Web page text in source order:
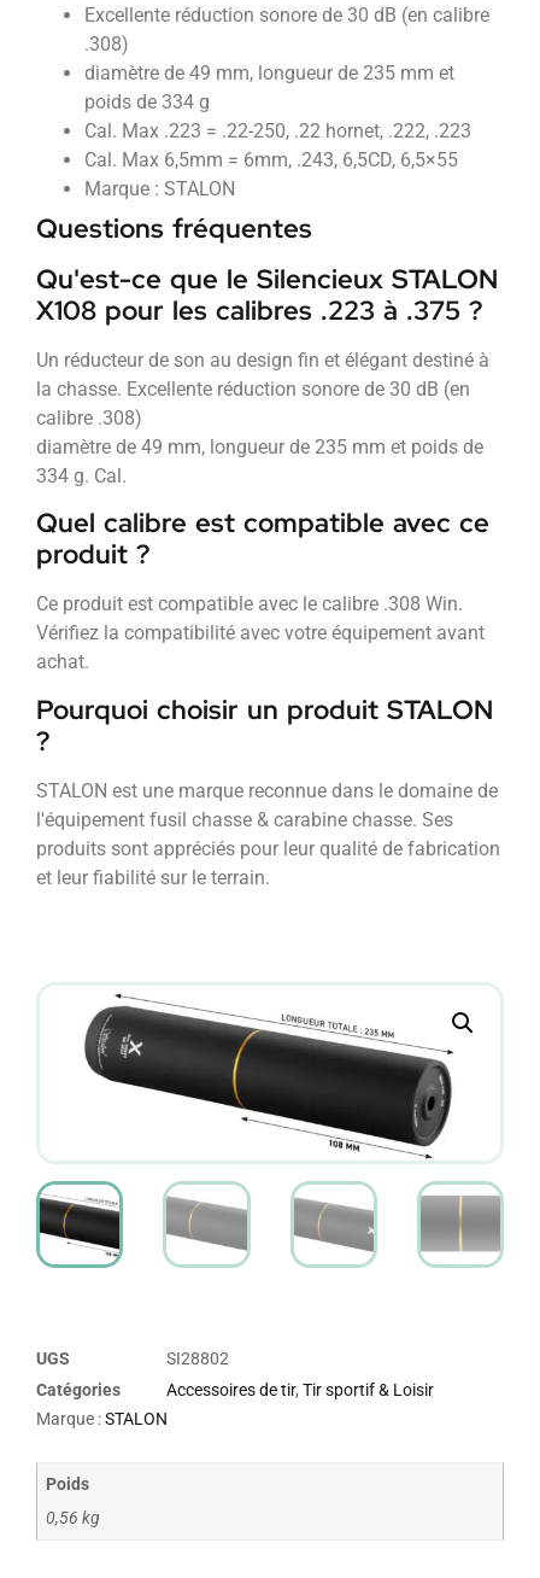
Excellente réduction sonore de 30 dB (en calibre
.308)
diamètre de 49 mm, longueur de 235 mm et
poids de 334 g
Cal. Max .223 = .22-250, .22 hornet, .222, .223
Cal. Max 6,5mm = 6mm, .243, 6,5CD, 6,5×55
Marque : STALON
Questions fréquentes
Qu'est-ce que le Silencieux STALON
X108 pour les calibres .223 à .375 ?
Un réducteur de son au design fin et élégant destiné à
la chasse. Excellente réduction sonore de 30 dB (en
calibre .308)
diamètre de 49 mm, longueur de 235 mm et poids de
334 g. Cal.
Quel calibre est compatible avec ce
produit ?
Ce produit est compatible avec le calibre .308 Win.
Vérifiez la compatibilité avec votre équipement avant
achat.
Pourquoi choisir un produit STALON
?
STALON est une marque reconnue dans le domaine de
l'équipement fusil chasse & carabine chasse. Ses
produits sont appréciés pour leur qualité de fabrication
et leur fiabilité sur le terrain.
UGS
SI28802
Catégories
Accessoires de tir, Tir sportif & Loisir
Marque :STALON
Poids
0,56 kg